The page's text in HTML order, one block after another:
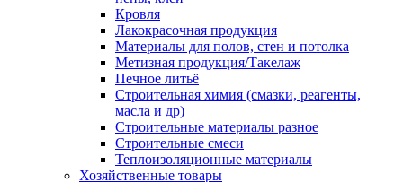
Кровля
Лакокрасочная продукция
Материалы для полов, стен и потолка
Метизная продукция/Такелаж
Печное литьё
Строительная химия (смазки, реагенты,
масла и др)
Строительные материалы разное
Строительные смеси
Теплоизоляционные материалы
Хозяйственные товары